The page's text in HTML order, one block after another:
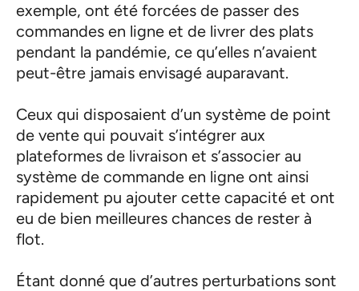
exemple, ont été forcées de passer des
commandes en ligne et de livrer des plats
pendant la pandémie, ce qu’elles n’avaient
peut-être jamais envisagé auparavant.
Ceux qui disposaient d’un système de point
de vente qui pouvait s’intégrer aux
plateformes de livraison et s’associer au
système de commande en ligne ont ainsi
rapidement pu ajouter cette capacité et ont
eu de bien meilleures chances de rester à
flot.
Étant donné que d’autres perturbations sont